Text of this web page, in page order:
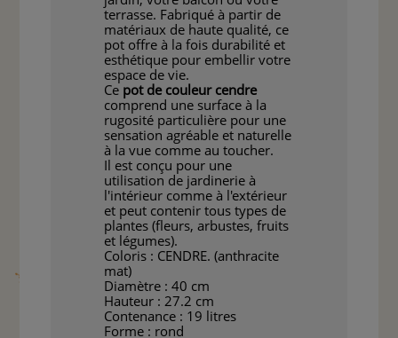
terrasse. Fabriqué à partir de
matériaux de haute qualité, ce
pot offre à la fois durabilité et
esthétique pour embellir votre
espace de vie.
Ce pot de couleur cendre
comprend une surface à la
rugosité particulière pour une
sensation agréable et naturelle
à la vue comme au toucher.
Il est conçu pour une
utilisation de jardinerie à
l'intérieur comme à l'extérieur
et peut contenir tous types de
plantes (fleurs, arbustes, fruits
et légumes).
Coloris : CENDRE. (anthracite
mat)
Diamètre : 40 cm
Hauteur : 27.2 cm
Contenance : 19 litres
Forme : rond